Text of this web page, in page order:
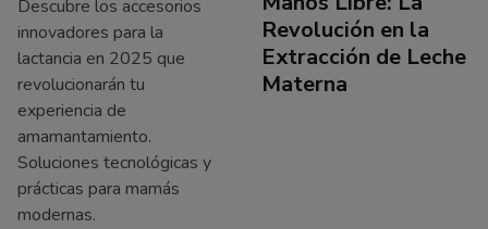
Descubre los accesorios
innovadores para la
lactancia en 2025 que
revolucionarán tu
experiencia de
amamantamiento.
Soluciones tecnológicas y
prácticas para mamás
modernas.
Revolución en la
Extracción de Leche
Materna